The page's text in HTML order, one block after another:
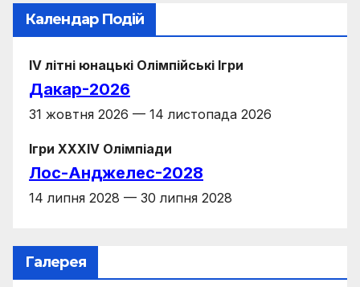
Календар Подій
IV літні юнацькі Олімпійські Ігри
Дакар-2026
31 жовтня 2026 — 14 листопада 2026
Ігри XXXIV Олімпіади
Лос-Анджелес-2028
14 липня 2028 — 30 липня 2028
Галерея